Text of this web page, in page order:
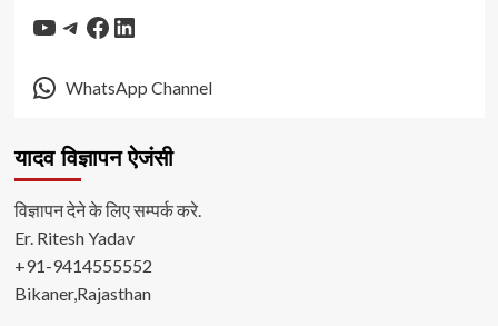
YouTube
Telegram
Facebook
LinkedIn
WhatsApp Channel
यादव विज्ञापन ऐजंसी
विज्ञापन देने के लिए सम्पर्क करे.
Er. Ritesh Yadav
+91-9414555552
Bikaner,Rajasthan